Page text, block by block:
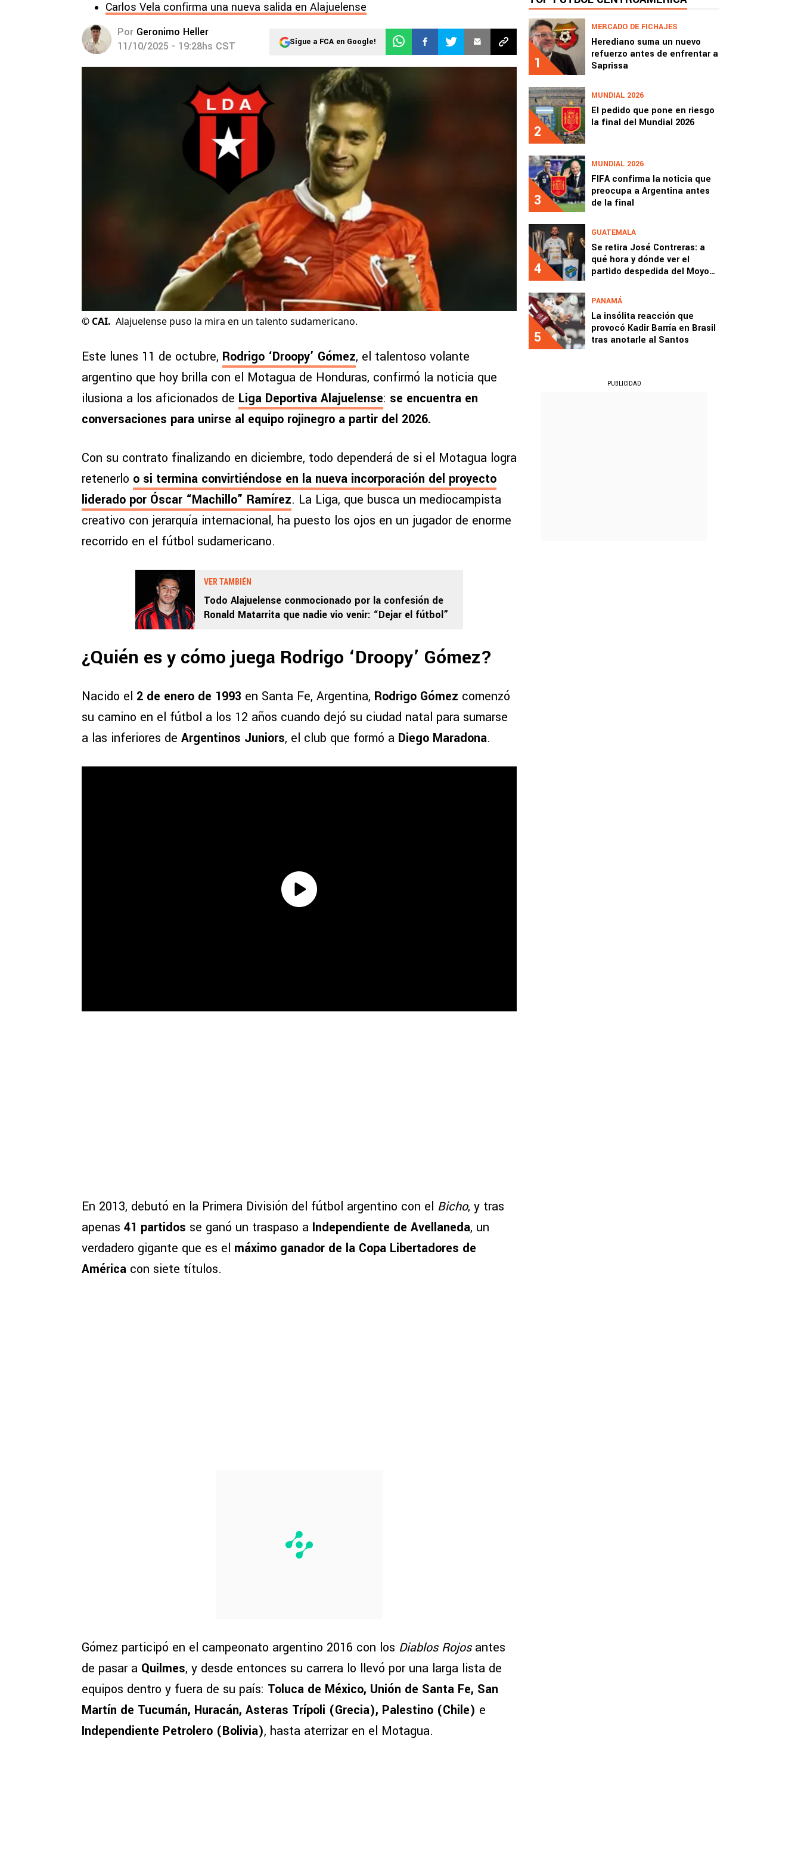
Carlos Vela confirma una nueva salida en Alajuelense
Por Geronimo Heller
11/10/2025 - 19:28hs CST
Sigue a FCA en Google!
© CAI. Alajuelense puso la mira en un talento sudamericano.
Este lunes 11 de octubre, Rodrigo ‘Droopy’ Gómez, el talentoso volante
argentino que hoy brilla con el Motagua de Honduras, confirmó la noticia que
ilusiona a los aficionados de Liga Deportiva Alajuelense: se encuentra en
conversaciones para unirse al equipo rojinegro a partir del 2026.
Con su contrato finalizando en diciembre, todo dependerá de si el Motagua logra
retenerlo o si termina convirtiéndose en la nueva incorporación del proyecto
liderado por Óscar “Machillo” Ramírez. La Liga, que busca un mediocampista
creativo con jerarquía internacional, ha puesto los ojos en un jugador de enorme
recorrido en el fútbol sudamericano.
VER TAMBIÉN
Todo Alajuelense conmocionado por la confesión de
Ronald Matarrita que nadie vio venir: “Dejar el fútbol”
¿Quién es y cómo juega Rodrigo ‘Droopy’ Gómez?
Nacido el 2 de enero de 1993 en Santa Fe, Argentina, Rodrigo Gómez comenzó
su camino en el fútbol a los 12 años cuando dejó su ciudad natal para sumarse
a las inferiores de Argentinos Juniors, el club que formó a Diego Maradona.
En 2013, debutó en la Primera División del fútbol argentino con el Bicho, y tras
apenas 41 partidos se ganó un traspaso a Independiente de Avellaneda, un
verdadero gigante que es el máximo ganador de la Copa Libertadores de
América con siete títulos.
Gómez participó en el campeonato argentino 2016 con los Diablos Rojosantes
de pasar a Quilmes, y desde entonces su carrera lo llevó por una larga lista de
equipos dentro y fuera de su país: Toluca de México, Unión de Santa Fe, San
Martín de Tucumán, Huracán, Asteras Trípoli (Grecia), Palestino (Chile) e
Independiente Petrolero (Bolivia), hasta aterrizar en el Motagua.
1
MERCADO DE FICHAJES
Herediano suma un nuevo
refuerzo antes de enfrentar a
Saprissa
2
MUNDIAL 2026
El pedido que pone en riesgo
la final del Mundial 2026
3
MUNDIAL 2026
FIFA confirma la noticia que
preocupa a Argentina antes
de la final
4
GUATEMALA
Se retira José Contreras: a
qué hora y dónde ver el
partido despedida del Moyo
5
PANAMÁ
La insólita reacción que
provocó Kadir Barría en Brasil
tras anotarle al Santos
PUBLICIDAD